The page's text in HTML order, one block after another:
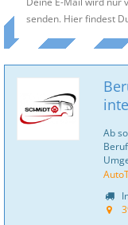
senden. Hier findest
Ab